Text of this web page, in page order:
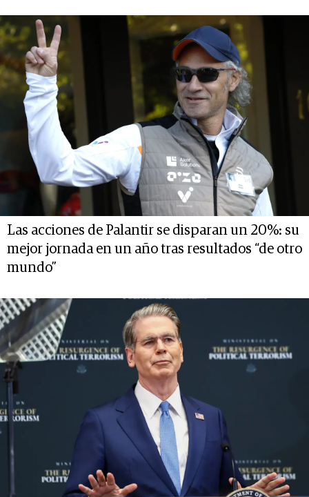
Las acciones de Palantir se disparan un 20%: su
mejor jornada en un año tras resultados “de otro
mundo”